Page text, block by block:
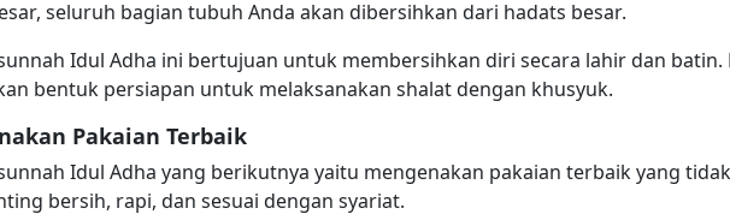
seluruh bagian tubuh Anda akan dibersihkan dari hadats besar.
Idul Adha ini bertujuan untuk membersihkan diri secara lahir dan
bentuk persiapan untuk melaksanakan shalat dengan khusyuk.
Pakaian Terbaik
Idul Adha yang berikutnya yaitu mengenakan pakaian terbaik yang
bersih, rapi, dan sesuai dengan syariat.